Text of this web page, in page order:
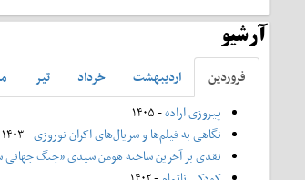
آرشیو
فروردين ارديبهشت خرداد تير
پیروزی اراده- ۱۴۰۵
نگاهی به فیلم‌ها و سریال‌های اکران نوروزی- ۱۴۰۳
نقدی بر آخرین ساخته هومن سیدی «جنگ جهانی